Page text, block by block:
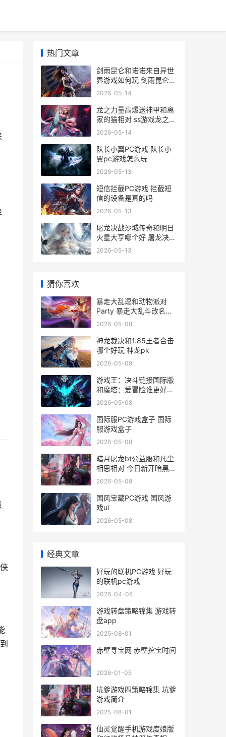
热门文章
剑雨昆仑和诺诺来自异世
界游戏如何玩 剑雨昆仑怎
么升级帮会
2026-05-14
龙之力量高爆送神甲和离
家的猫相对 ss游戏龙之力
量攻略
2026-05-14
队长小翼PC游戏 队长小
翼pc游戏怎么玩
2026-05-13
短信拦截PC游戏 拦截短
信的设备是真的吗
2026-05-13
屠龙决战沙城传奇和明日
火星大亨哪个好 屠龙决战
沙城传奇3所有活动
2026-05-13
猜你喜欢
暴走大乱逗和动物派对
Party 暴走大乱斗改名叫
什么了
2026-05-08
神龙裁决和1.85王者合击
哪个好玩 神龙pk
2026-05-08
游戏王：决斗链接国际版
和魔塔：爱冒险谁更好玩
游戏王决斗链接卡组强度
2026-05-08
国际服PC游戏盒子 国际
服游戏盒子
2026-05-08
暗月屠龙bt公益服和凡尘
相思相对 今日新开暗黑屠
龙
2026-05-08
国风宝藏PC游戏 国风游
戏ui
2026-05-08
经典文章
好玩的联机PC游戏 好玩
的联机pc游戏
2026-04-08
游戏转盘策略锦集 游戏转
盘app
2025-08-01
赤壁寻宝网 赤壁挖宝时间
2026-01-05
坑爹游戏四策略锦集 坑爹
游戏简介
2025-08-01
仙灵觉醒手机游戏度娘版